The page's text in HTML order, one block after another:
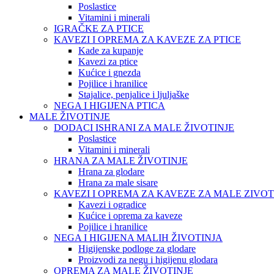
Poslastice
Vitamini i minerali
IGRAČKE ZA PTICE
KAVEZI I OPREMA ZA KAVEZE ZA PTICE
Kade za kupanje
Kavezi za ptice
Kućice i gnezda
Pojilice i hranilice
Stajalice, penjalice i ljuljaške
NEGA I HIGIJENA PTICA
MALE ŽIVOTINJE
DODACI ISHRANI ZA MALE ŽIVOTINJE
Poslastice
Vitamini i minerali
HRANA ZA MALE ŽIVOTINJE
Hrana za glodare
Hrana za male sisare
KAVEZI I OPREMA ZA KAVEZE ZA MALE
Kavezi i ogradice
Kućice i oprema za kaveze
Pojilice i hranilice
NEGA I HIGIJENA MALIH ŽIVOTINJA
Higijenske podloge za glodare
Proizvodi za negu i higijenu glodara
OPREMA ZA MALE ŽIVOTINJE